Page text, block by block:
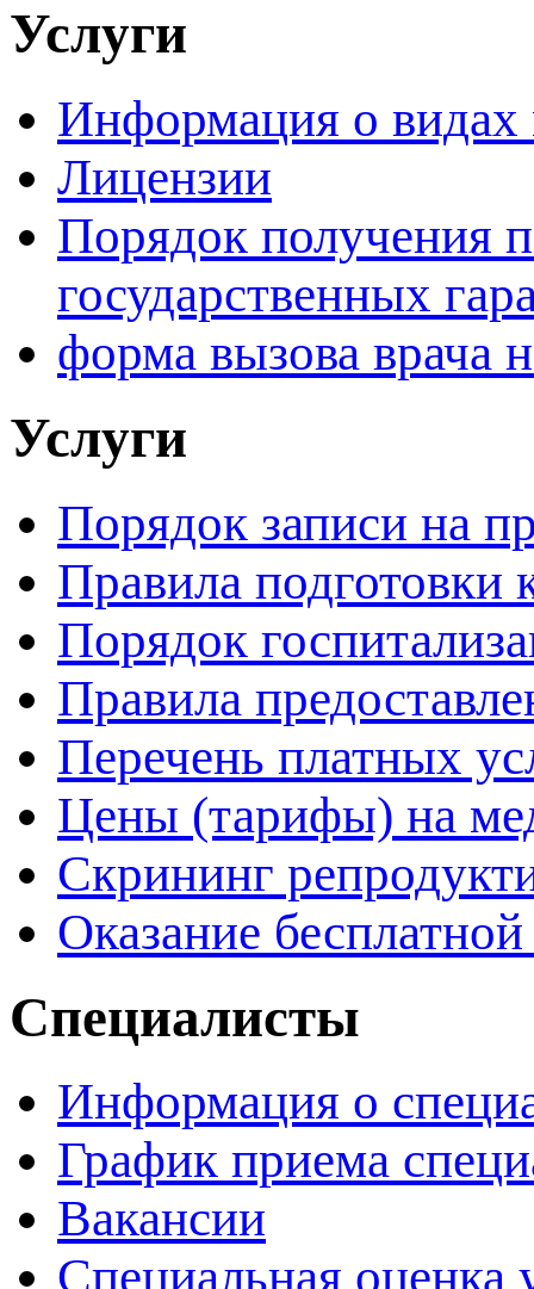
Услуги
Информация о
Лицензии
Порядок получения
государственных
форма вызова врача
Услуги
Порядок записи на
Правила подготовки
Порядок
Правила
Перечень платных
Цены (тарифы) на
Скрининг
Оказание
Специалисты
Информация о
График приема
Вакансии
Специальная оценка